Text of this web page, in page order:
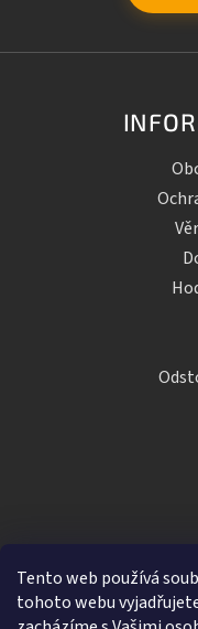
Tento web používá
tohoto webu